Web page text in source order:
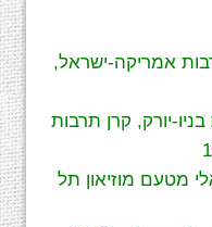
אמריקה-ישראל,
יורק, קרן תרבות
מטעם מוזיאון תל